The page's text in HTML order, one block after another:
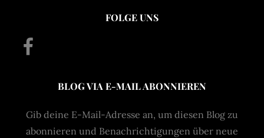
FOLGE UNS
Facebook
BLOG VIA E-MAIL ABONNIEREN
Gib deine E-Mail-Adresse an, um diesen Blog zu
abonnieren und Benachrichtigungen über neue